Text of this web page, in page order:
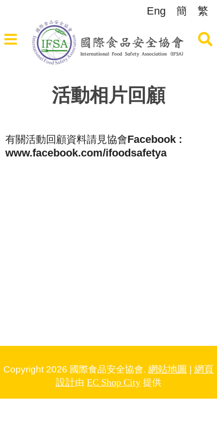
Eng 簡 繁
活動相片回顧
有關活動回顧資料請見協會Facebook :
www.facebook.com/ifoodsafetya
Copyright 2026 國際食品安全協會. 網站地圖
網頁
設計由 EC Shop City 提供